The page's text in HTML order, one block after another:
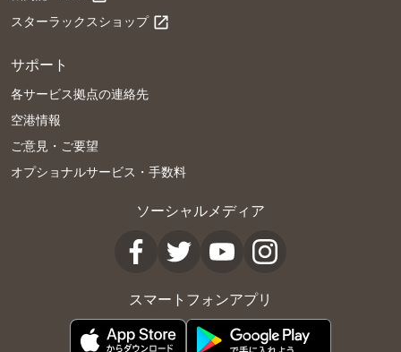
スターラックスショップ open_in_new
サポート
各サービス拠点の連絡先
空港情報
ご意見・ご要望
オプショナルサービス・手数料
ソーシャルメディア
スマートフォンアプリ